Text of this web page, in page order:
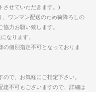
させていただきます。)
ワンマン配送のため荷降ろしの
力お願い致します。
なります。
個別指定不可となっておりま
で、お気軽にご指定下さい。
不可もございますので、詳細は